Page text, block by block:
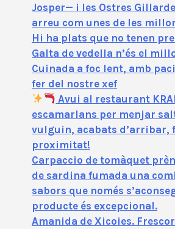
Josper— i les Ostres
arreu com unes de les
Hi ha plats que no tenen
Galta de vedella n’és el
Cuinada a foc lent, amb
fer del nostre xef
Avui al restaurant
escamarlans per menjar
vulguin, acabats d’arribar,
proximitat!
Carpaccio de tomàquet
de sardina fumada una
sabors que només
producte és excepcional.
Amanida de Xicoies.